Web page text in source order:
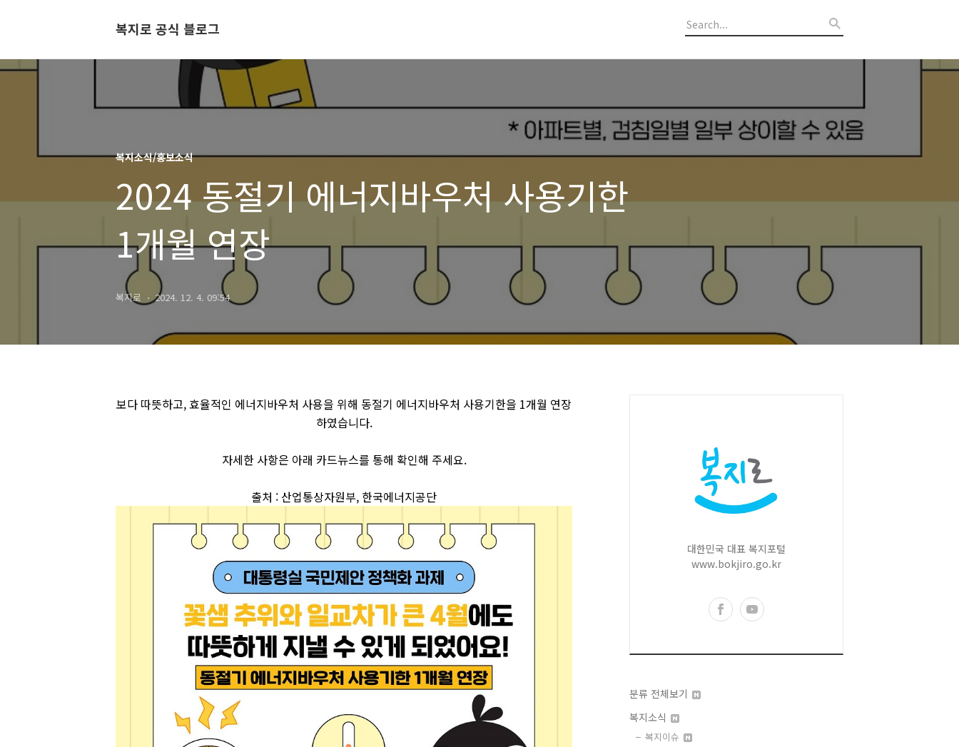
복지로 공식 블로그
복지소식/홍보소식
2024 동절기 에너지바우처 사용기한
1개월 연장
복지로 2024. 12. 4. 09:54
보다 따뜻하고, 효율적인 에너지바우처 사용을 위해 동절기 에너지바우처 사용기한을 1개월 연장
하였습니다.
자세한 사항은 아래 카드뉴스를 통해 확인해 주세요.
출처 : 산업통상자원부, 한국에너지공단
대한민국 대표 복지포털
www.bokjiro.go.kr
분류 전체보기
복지소식
복지이슈